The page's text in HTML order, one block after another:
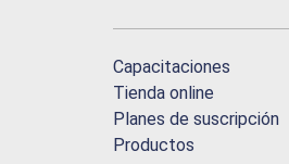
Capacitaciones
Tienda online
Planes de suscripción
Productos